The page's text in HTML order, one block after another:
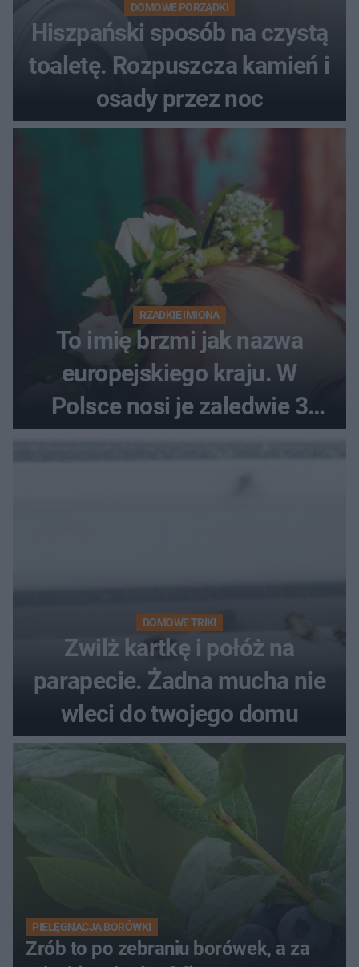
DOMOWE PORZĄDKI
Hiszpański sposób na czystą
toaletę. Rozpuszcza kamień i
osady przez noc
RZADKIE IMIONA
To imię brzmi jak nazwa
europejskiego kraju. W
Polsce nosi je zaledwie 3
DOMOWE TRIKI
Zwilż kartkę i połóż na
parapecie. Żadna mucha nie
wleci do twojego domu
PIELĘGNACJA BORÓWKI
Zrób to po zebraniu borówek, a za